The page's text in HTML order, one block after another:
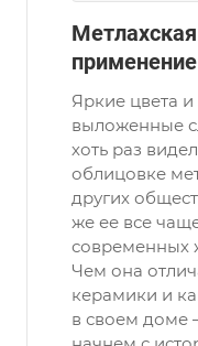
Яркие цвета
выложенные
хоть раз
облицовке
других
же ее все
современных
Чем она
керамики и
в своем доме